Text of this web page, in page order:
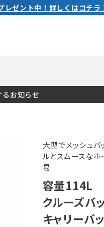
入で送料無料！
水中ライト・ビデオライト
今コレ愛用してます！
海の遊びをもっと知る
るお知らせ
大型でメッシュ
ルとスムースな
易
容量114L
クルーズバ
キャリーバ